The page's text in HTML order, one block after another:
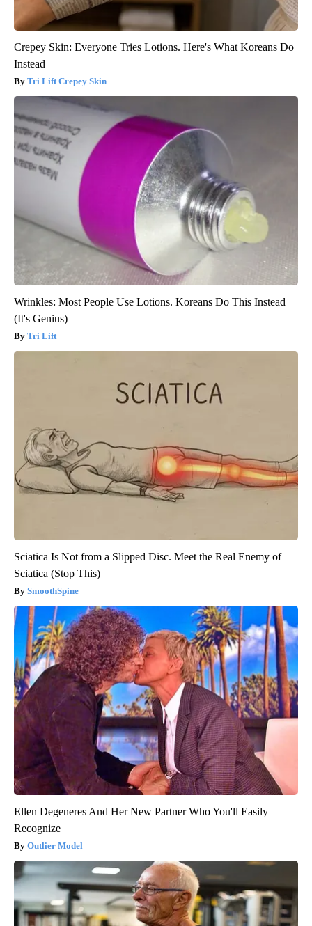
Crepey Skin: Everyone Tries Lotions. Here's What Koreans Do
Instead
Tri Lift Crepey Skin
Wrinkles: Most People Use Lotions. Koreans Do This Instead
(It's Genius)
Tri Lift
Sciatica Is Not from a Slipped Disc. Meet the Real Enemy of
Sciatica (Stop This)
SmoothSpine
Ellen Degeneres And Her New Partner Who You'll Easily
Recognize
Outlier Model